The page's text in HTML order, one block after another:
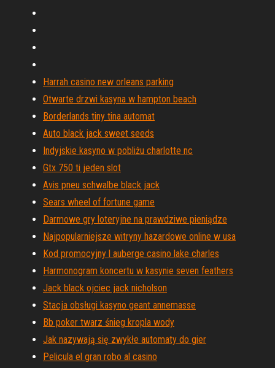
Harrah casino new orleans parking
Otwarte drzwi kasyna w hampton beach
Borderlands tiny tina automat
Auto black jack sweet seeds
Indyjskie kasyno w pobliżu charlotte nc
Gtx 750 ti jeden slot
Avis pneu schwalbe black jack
Sears wheel of fortune game
Darmowe gry loteryjne na prawdziwe pieniądze
Najpopularniejsze witryny hazardowe online w usa
Kod promocyjny l auberge casino lake charles
Harmonogram koncertu w kasynie seven feathers
Jack black ojciec jack nicholson
Stacja obsługi kasyno geant annemasse
Bb poker twarz śnieg kropla wody
Jak nazywają się zwykłe automaty do gier
Pelicula el gran robo al casino